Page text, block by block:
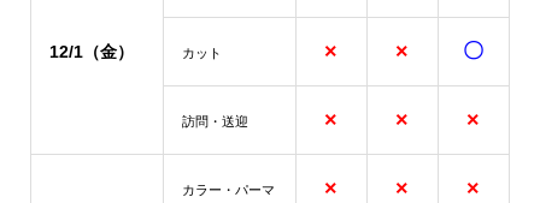
12/1（金） カット × × 〇
訪問・送迎 × × ×
カラー・パーマ × × ×